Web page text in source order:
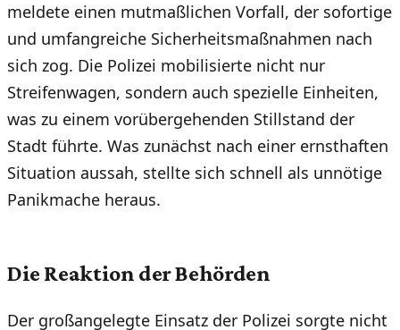
meldete einen mutmaßlichen Vorfall, der sofortige
und umfangreiche Sicherheitsmaßnahmen nach
sich zog. Die Polizei mobilisierte nicht nur
Streifenwagen, sondern auch spezielle Einheiten,
was zu einem vorübergehenden Stillstand der
Stadt führte. Was zunächst nach einer ernsthaften
Situation aussah, stellte sich schnell als unnötige
Panikmache heraus.
Die Reaktion der Behörden
Der großangelegte Einsatz der Polizei sorgte nicht